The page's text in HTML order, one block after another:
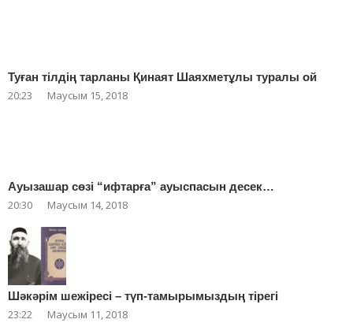
Туған тілдің тарланы Қинаят Шаяхметұлы туралы ой
20:23 Маусым 15, 2018
Ауызашар сөзі “ифтарға” ауыспасын десек…
20:30 Маусым 14, 2018
Шәкәрім шежіресі – түп-тамырымыздың тірегі
23:22 Маусым 11, 2018